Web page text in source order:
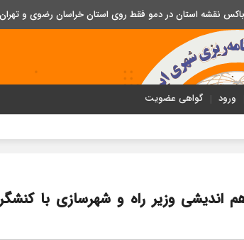
باکس نقشه استان در دمو فقط روی استان خراسان رضوی و
ورود گواهی عضویت
اندیشی وزیر راه و شهرسازی با